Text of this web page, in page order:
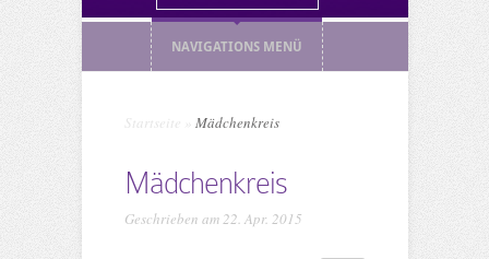
NAVIGATIONS MENÜ
Startseite Mädchenkreis
Mädchenkreis
Geschrieben am 22. Apr. 2015